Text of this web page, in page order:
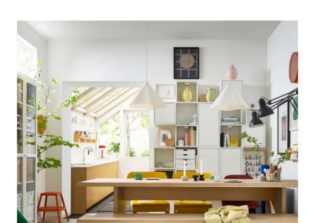
RELACIONADAS
La mesa de
madera de Ikea
que es perfecta
para tu casa: "Son
muy cómodas y
quedan genial"